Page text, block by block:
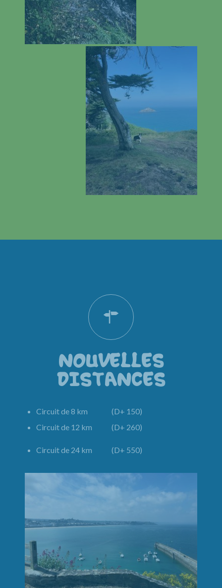
NOUVELLES
DISTANCES
Circuit de 8 km (D+ 150)
Circuit de 12 km (D+ 260)
Circuit de 24 km (D+ 550)